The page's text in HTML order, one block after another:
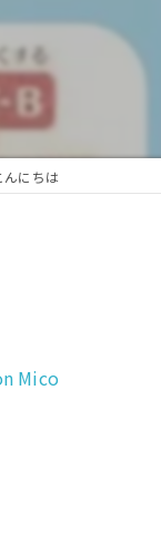
んにちは
Mico